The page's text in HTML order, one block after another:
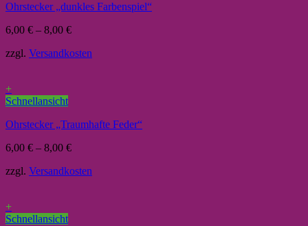
Ohrstecker „dunkles Farbenspiel“
6,00 € – 8,00 €
zzgl. Versandkosten
+
Schnellansicht
Ohrstecker „Traumhafte Feder“
6,00 € – 8,00 €
zzgl. Versandkosten
+
Schnellansicht